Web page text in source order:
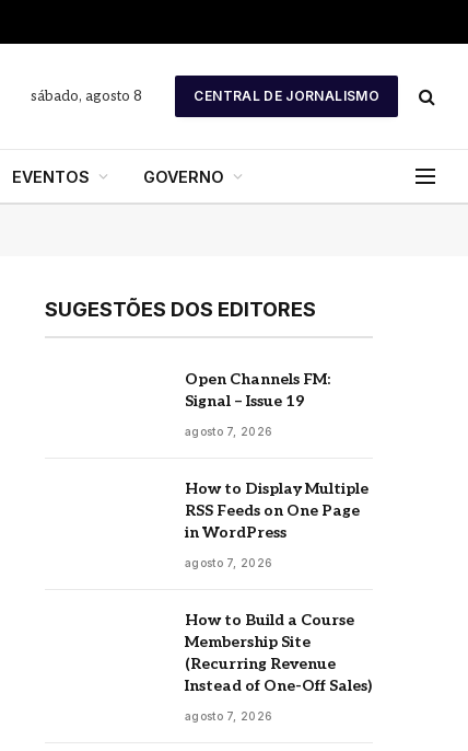
sábado, agosto 8 CENTRAL DE JORNALISMO
EVENTOS GOVERNO
SUGESTÕES DOS EDITORES
Open Channels FM:
Signal – Issue 19
agosto 7, 2026
How to Display Multiple
RSS Feeds on One Page
in WordPress
agosto 7, 2026
How to Build a Course
Membership Site
(Recurring Revenue
Instead of One-Off Sales)
agosto 7, 2026